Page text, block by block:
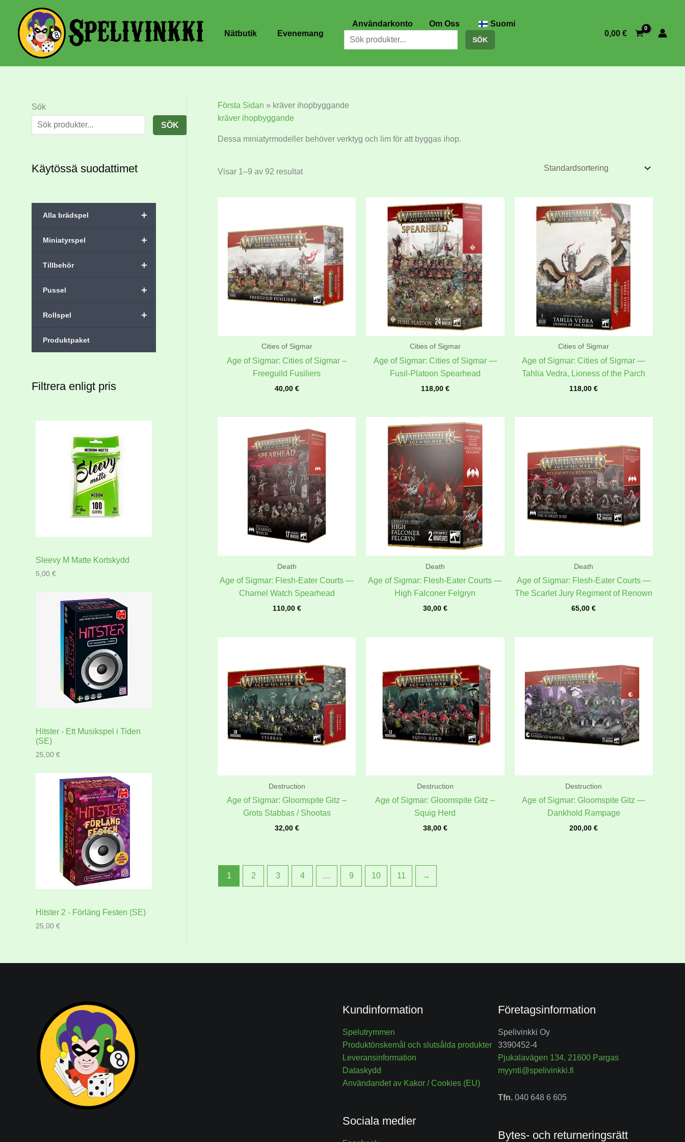
Nätbutik Evenemang
Användarkonto Om Oss
Suomi
Sök
SÖK
0,00 €
Sök
SÖK
Käytössä suodattimet
+
Alla brädspel
+
Miniatyrspel
+
Tillbehör
+
Pussel
+
Rollspel
Produktpaket
Filtrera enligt pris
Sleevy M Matte Kortskydd
5,00 €
Hitster - Ett Musikspel i Tiden
(SE)
25,00 €
Hitster 2 - Förläng Festen (SE)
25,00 €
Första Sidan » kräver ihopbyggande
kräver ihopbyggande
Dessa miniatyrmodeller behöver verktyg och lim för att byggas ihop.
Visar 1–9 av 92 resultat
Cities of Sigmar
Age of Sigmar: Cities of Sigmar –
Freeguild Fusiliers
40,00 €
Cities of Sigmar
Age of Sigmar: Cities of Sigmar —
Fusil-Platoon Spearhead
118,00 €
Cities of Sigmar
Age of Sigmar: Cities of Sigmar —
Tahlia Vedra, Lioness of the Parch
118,00€
Death
Age of Sigmar: Flesh-Eater Courts —
Charnel Watch Spearhead
110,00 €
Death
Age of Sigmar: Flesh-Eater Courts —
High Falconer Felgryn
30,00 €
Death
Age of Sigmar: Flesh-Eater Courts —
The Scarlet Jury Regiment of Renown
65,00€
Destruction
Age of Sigmar: Gloomspite Gitz –
Grots Stabbas / Shootas
32,00 €
Destruction
Age of Sigmar: Gloomspite Gitz –
Squig Herd
38,00 €
Destruction
Age of Sigmar: Gloomspite Gitz —
Dankhold Rampage
200,00€
1 2 3 4 … 9 10 11 →
Kundinformation
Spelutrymmen
Produktönskemål och slutsålda produkter
Leveransinformation
Dataskydd
Användandet av Kakor / Cookies (EU)
Sociala medier
Företagsinformation
Spelivinkki Oy
3390452-4
Pjukalavägen 134, 21600 Pargas
myynti@spelivinkki.fi
Tfn. 040 648 6 605
Bytes- och returneringsrätt